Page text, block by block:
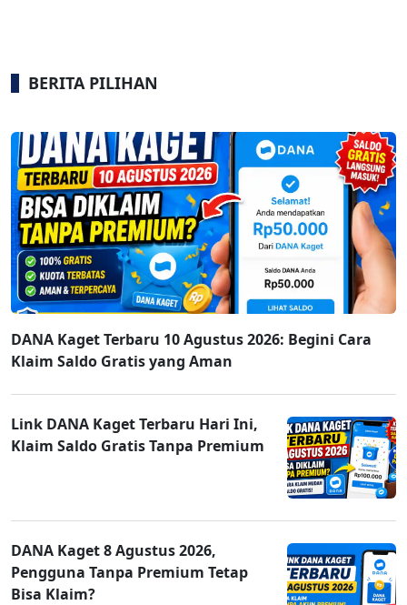
BERITA PILIHAN
DANA Kaget Terbaru 10 Agustus 2026: Begini Cara
Klaim Saldo Gratis yang Aman
Link DANA Kaget Terbaru Hari Ini,
Klaim Saldo Gratis Tanpa Premium
DANA Kaget 8 Agustus 2026,
Pengguna Tanpa Premium Tetap
Bisa Klaim?